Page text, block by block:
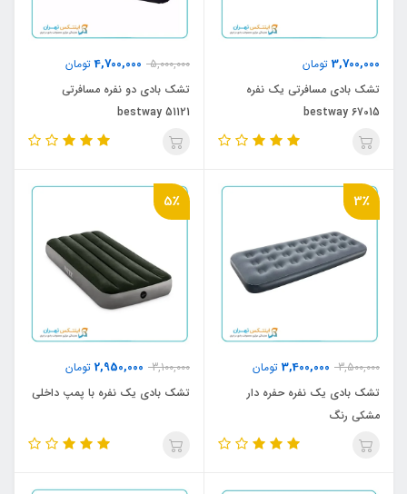
3,700,000 تومان
تشک بادی مسافرتی یک نفره
bestway 67015
5,000,000
4,700,000تومان
تشک بادی دو نفره مسافرتی
bestway 51121
3٪
3,500,000
3,400,000 تومان
تشک بادی یک نفره حفره دار
مشکی رنگ
5٪
3,100,000
2,950,000 تومان
تشک بادی یک نفره با پمپ داخلی